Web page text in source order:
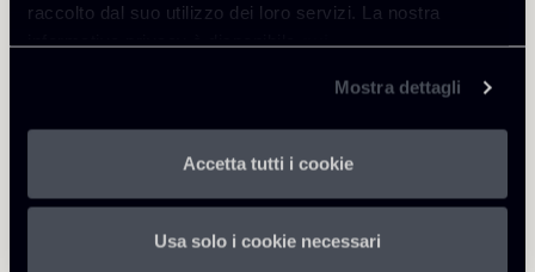
raccolto dal suo utilizzo dei loro servizi. La nostra
informativa privacy è disponibilequi.
Mostra dettagli
Accetta tutti i cookie
Usa solo i cookie necessari